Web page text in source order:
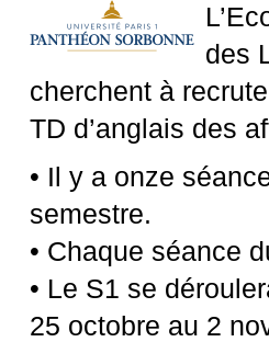
des
cherchent à
TD d’anglais des
• Il y a onze
semestre.
• Chaque séance
• Le S1 se
25 octobre au 2